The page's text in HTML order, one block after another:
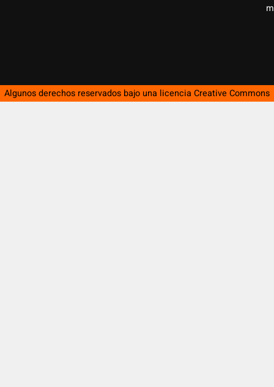
Algunos derechos reservados bajo una licencia Creative Commons